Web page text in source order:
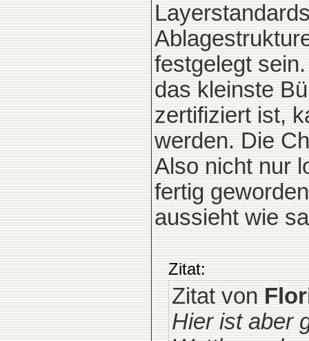
festgelegt
das kleinste
zertifiziert ist,
werden. Die
Also nicht nur
fertig
aussieht wie
Zitat:
Zitat von
Hier ist aber